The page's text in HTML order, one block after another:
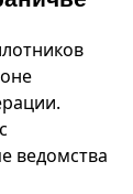
ведомства